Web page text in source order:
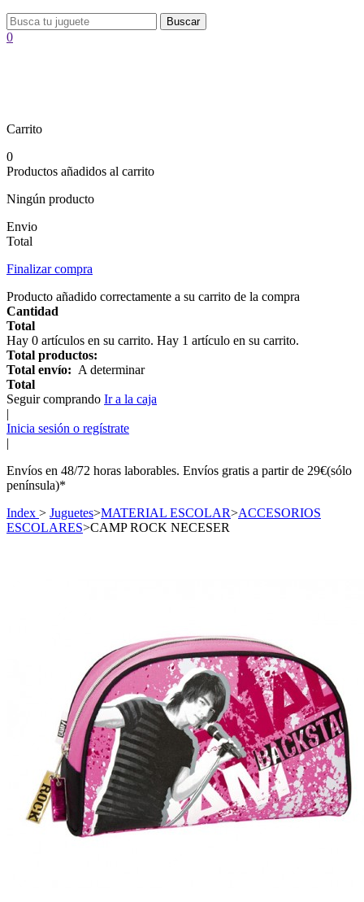
Buscar
0
Carrito
0
Productos añadidos al carrito
Ningún producto
Envio
Total
Finalizar compra
Producto añadido correctamente a su carrito de la compra
Cantidad
Total
Hay 0 artículos en su carrito. Hay 1 artículo en su carrito.
Total productos:
Total envío: A determinar
Total
Seguir comprando Ir a la caja
|
Inicia sesión o regístrate
|
Envíos en 48/72 horas laborables. Envíos gratis a partir de 29€(sólo
península)*
Index > Juguetes>MATERIAL ESCOLAR>ACCESORIOS
ESCOLARES>CAMP ROCK NECESER